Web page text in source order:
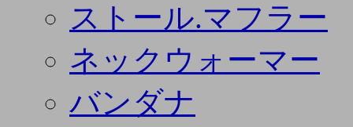
ストール.マフラー
ネックウォーマー
バンダナ